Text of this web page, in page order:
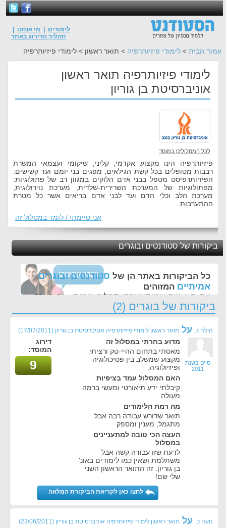
לימודים מי אנחנו
תהליך הדירוג באתר
עמוד הבית > לימודי פיזיותרפיה > תואר ראשון > לימודי פיזיותרפיה
לימודי פיזיותרפיה תואר ראשון
אוניברסיטת בן גוריון
לכל המסלולים במוסד
פיזיותרפיה הינו מקצוע אקדמי, קליני, שיקומי ועצמאי המשרת
רבבות מטופלים בכל קשת הגילאים, מפגים בני יומם ועד קשישים.
הפיזיותרפיסט מטפל בבני אדם הלוקים במגוון רב של פתולוגיות:
מפתולוגיות של המערכת השרירית-שלדית, מערכת נוירולוגית,
מערכת הלב וכלי הדם ועד לבני אדם בריאים אשר כל מטרת
ההתערבות..
אני סיימתי / לומד במסלול זה
ביקורות של סטודנטים ובוגרים
כל הביקורות באתר הן של סטודנטים ובוגרים
אמיתיים המזוהים
עם ת.ז, שם אמיתי ועברו תהליך אימות - זה הערך
החשוב לנו ביותר באתר
ביקורות של בוגרים (2)
הילה ג. על תואר ראשון לימודי פיזיותרפיה אוניברסיטת בן גוריון (17/07/2011)
סיים בשנת
2011
מדוע בחרתי במסלול זה
מאסתי בתחום ההיי-טק ורציתי
מקצוע שמשלב בין פסיכולוגיה
ופיזיולוגיה.
האם המסלול עמד בציפיות
קיבלתי ידע תיאורטי ומעשי ברמה
מעולה
מה רמת הלימודים
תואר שדורש עבודה רבה אבל
מתגמל, מענין ומספק
העצה הכי טובה למתעניינים
במסלול
לדעת שזו עבודה קשה אבל
משתלמת ושאין כמו לימודים באונ'
בן גוריון. זה התואר הראשון השני
שלי שם!
דירוג
המוסד:
9
לחצו כאן לקריאת הביקורת המלאה
נועה כ. על תואר ראשון לימודי פיזיותרפיה אוניברסיטת בן גוריון (23/06/2011)